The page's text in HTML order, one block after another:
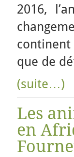
2016,
que de
(suite…)
Les
en